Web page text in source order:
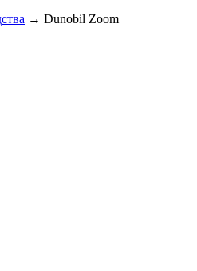
→ Dunobil Zoom